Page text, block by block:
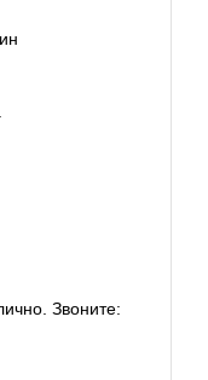
Звоните: